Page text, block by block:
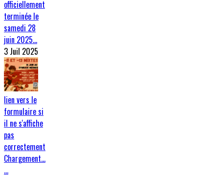
officiellement
terminée le
samedi 28
juin 2025…
3 Juil 2025
lien vers le
formulaire si
il ne s'affiche
pas
correctement
Chargement…
…